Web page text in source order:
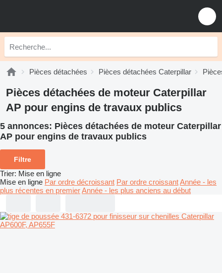
Pièces détachées Pièces détachées Caterpillar
Pièces détachées de moteur Caterpillar
AP pour engins de travaux publics
5 annonces: Pièces détachées de moteur Caterpillar
AP pour engins de travaux publics
Filtre
Trier: Mise en ligne
Mise en ligne Par ordre décroissant Par ordre croissantAnnée - les
plus récentes en premierAnnée - les plus anciens au début